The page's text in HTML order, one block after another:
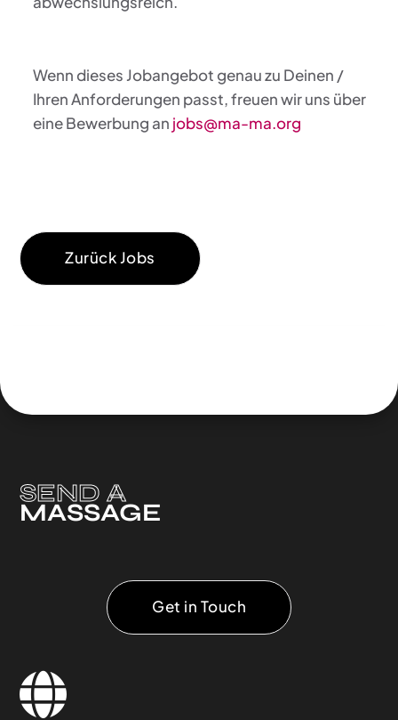
Wenn dieses Jobangebot genau zu Deinen /
Ihren Anforderungen passt, freuen wir uns über
eine Bewerbung an jobs@ma-ma.org
Zurück Jobs
SEND A
MASSAGE
Get in Touch
